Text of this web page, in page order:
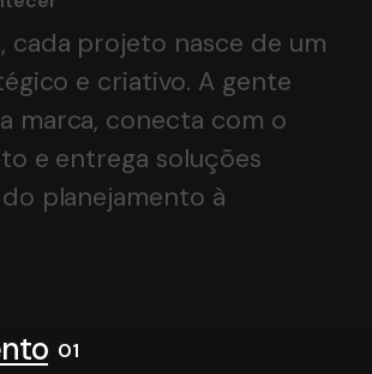
cada projeto nasce de um
e criativo. A gente
marca, conecta com o
e entrega soluções
planejamento à